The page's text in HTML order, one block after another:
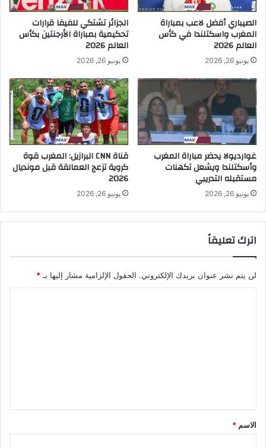
الصيباري أفضل لاعب بمباراة
المغرب واسكتلندا في كأس
العالم 2026
يونيو 26, 2026
الجزائر تشتكي للفيفا قرارات
تحكيمية بمباراة الأرجنتين بكأس
العالم 2026
يونيو 26, 2026
غوارديولا يحضر مباراة المغرب
وأسكتلندا ويشعل تكهنات
مستقبله التدريبي
يونيو 26, 2026
قناة CNN البرازيل: المغرب قوة
كروية تزعج العمالقة قبل مونديال
2026
يونيو 26, 2026
اترك تعليقاً
لن يتم نشر عنوان بريدك الإلكتروني. الحقول الإلزامية مشار إليها بـ*
*
الاسم *